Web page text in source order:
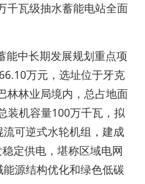
千瓦级抽水蓄能电站全面
能中长期发展规划重点项
万元，选址位于牙克
林林业局境内，总占地面
装机容量100万千瓦，拟
可逆式水轮机组，建成
定供电，堪称区域电网
能源结构优化和绿色低碳